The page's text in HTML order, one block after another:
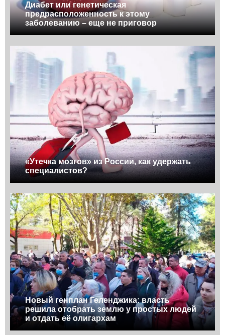
Диабет или генетическая
предрасположенность к этому
заболеванию – еще не приговор
«Утечка мозгов» из России, как удержать
специалистов?
Новый генплан Геленджика: власть
решила отобрать землю у простых людей
и отдать её олигархам